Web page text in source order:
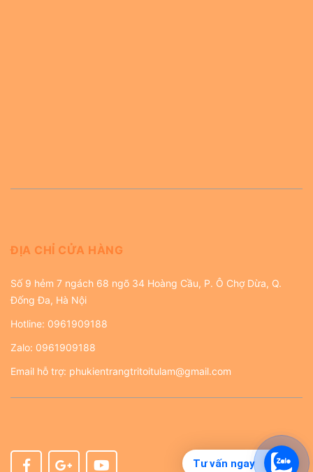
Tư vấn ngay
ĐỊA CHỈ CỬA HÀNG
Số 9 hẻm 7 ngách 68 ngõ 34 Hoàng Cầu, P. Ô Chợ Dừa, Q.
Đống Đa, Hà Nội
Hotline: 0961909188
Zalo: 0961909188
Email hỗ trợ: phukientrangtritoitulam@gmail.com